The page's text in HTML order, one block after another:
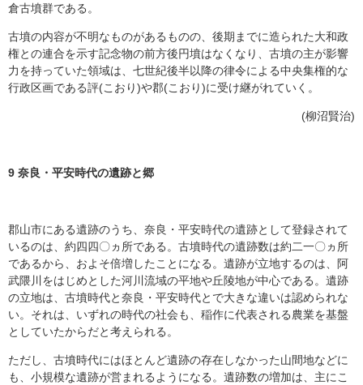
倉古墳群である。
古墳の内容が不明なものがあるものの、後期までに造られた大和政
権との連合を示す記念物の前方後円墳はなくなり、古墳の主が影響
力を持っていた領域は、七世紀後半以降の律令による中央集権的な
行政区画である評(こおり)や郡(こおり)に受け継がれていく。
(柳沼賢治)
9 奈良・平安時代の遺跡と郷
郡山市にある遺跡のうち、奈良・平安時代の遺跡として登録されて
いるのは、約四四〇ヵ所である。古墳時代の遺跡数は約二一〇ヵ所
であるから、およそ倍増したことになる。遺跡が立地するのは、阿
武隈川をはじめとした河川流域の平地や丘陵地が中心である。遺跡
の立地は、古墳時代と奈良・平安時代とで大きな違いは認められな
い。それは、いずれの時代の社会も、稲作に代表される農業を基盤
としていたからだと考えられる。
ただし、古墳時代にはほとんど遺跡の存在しなかった山間地などに
も、小規模な遺跡が営まれるようになる。遺跡数の増加は、主にこ